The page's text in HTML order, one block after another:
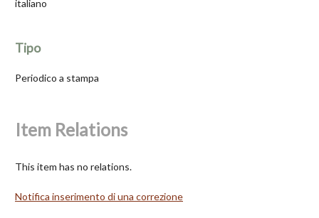
italiano
Tipo
Periodico a stampa
Item Relations
This item has no relations.
Notifica inserimento di una correzione